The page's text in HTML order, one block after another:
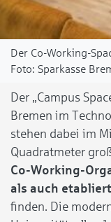
Der Co-Working-
Sparkasse
Der „Campus
Bremen im
stehen dabei im
Quadratmeter
Co-Working-
als auch
finden. Die